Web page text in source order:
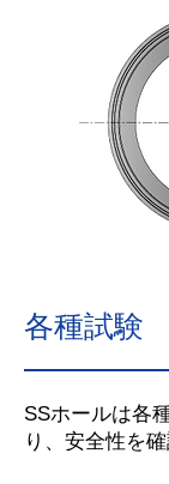
各種試験
SSホールは各
り、安全性を